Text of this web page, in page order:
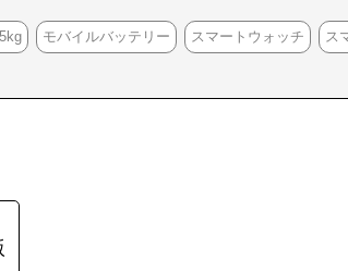
モバイルバッテリー スマートウォッチ ス